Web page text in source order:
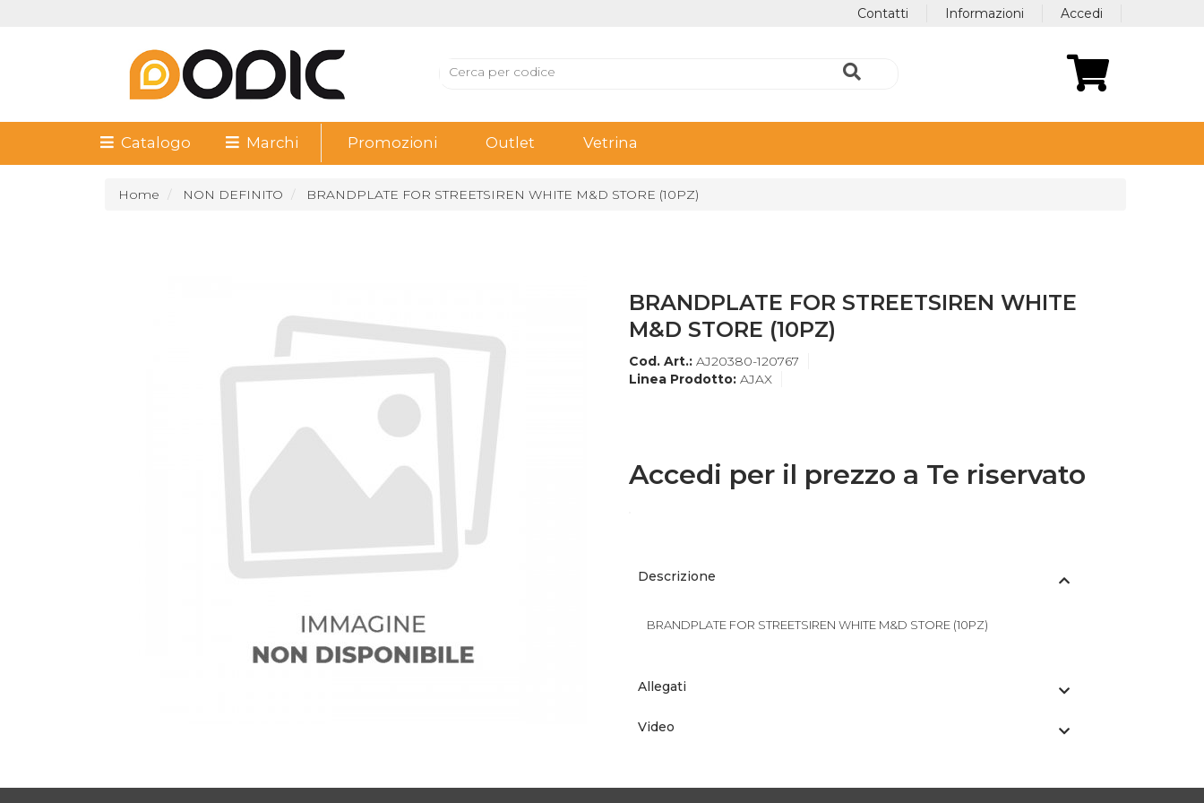
Accedi
Informazioni
Contatti
Catalogo Marchi Promozioni Outlet Vetrina
Home NON DEFINITO BRANDPLATE FOR STREETSIREN WHITE M&D STORE (10PZ)
BRANDPLATE FOR STREETSIREN WHITE
M&D STORE (10PZ)
Cod. Art.: AJ20380-120767
Linea Prodotto: AJAX
Accedi per il prezzo a Te riservato
Descrizione
BRANDPLATE FOR STREETSIREN WHITE M&D STORE (10PZ)
Allegati
Video